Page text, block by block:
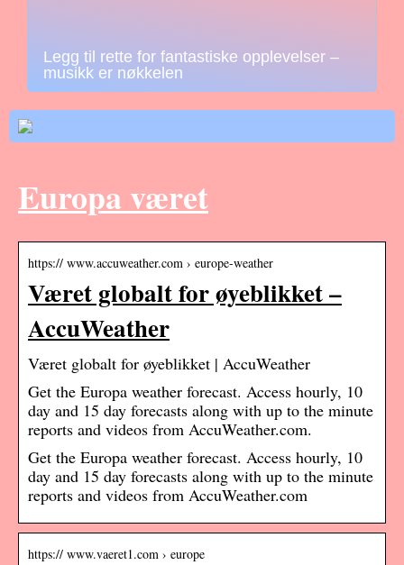
Legg til rette for fantastiske opplevelser –
musikk er nøkkelen
Europa været
https:// www.accuweather.com › europe-weather
Været globalt for øyeblikket –
AccuWeather
Været globalt for øyeblikket | AccuWeather
Get the Europa weather forecast. Access hourly, 10
day and 15 day forecasts along with up to the minute
reports and videos from AccuWeather.com.
Get the Europa weather forecast. Access hourly, 10
day and 15 day forecasts along with up to the minute
reports and videos from AccuWeather.com
https:// www.vaeret1.com › europe